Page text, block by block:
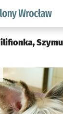
wroclaw.pl